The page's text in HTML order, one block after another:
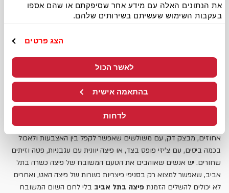
את הנתונים האלה עם מידע אחר שסיפקתם או שהם אספו
בעקבות השימוש שעשיתם בשירותים שלהם.
הצג פרטים
לאשר הכול
בהתאמה אישית
לדחות
פיצה בתל אביב: איך אתם אוהבים
את הפיצה שלכם – מבצק עבה או
דק? ואיזה תוספות אתם מעדיפים
תשכחו מרעיונות על "מה שעדיף" כשאתם מחפשים פיצה בתל אביב,
וקבלו את הפיצות המועדפות עליכם בכל סגנון, בכל סניפי פיצריות ברחבי
הארץ של רשת פיצה האט. כך, למשל, יש אנשים שאוהבים לאכול פיצה
טבעונית בתל אביב , שמיוצרת מבצק דק עם גבינה טבעונית, ויש אנשים
שאוהבים שהפיצה שלהם מכוסה בשכבה עבה של גבינת מוצרלה מאה
אחוזים, מבצק דק, עם משולשים שאפשר לקפל בין האצבעות ולאכול
בכמה ביסים, עם צ'יזי פופס בצד, או פיצה יוונית עם עגבניות, פטה וזיתים
שחורים. יש אנשים שאוהבים את הטעם המשובח של פיצה כשרה בתל
אביב, שאפשר למצוא רק בסניפי פיצריות כשרות של פיצה האט, ואחרים
לא יכולים להשלים הזמנת פיצה בתל אביב בלי לחם השום המשובח